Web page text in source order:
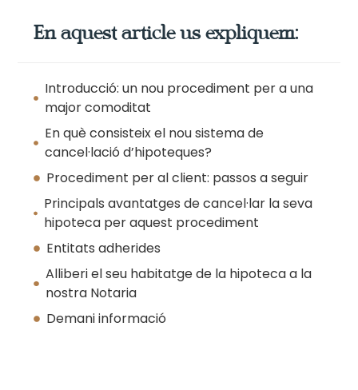
En aquest article us expliquem:
Introducció: un nou procediment per a una
major comoditat
En què consisteix el nou sistema de
cancel·lació d’hipoteques?
Procediment per al client: passos a seguir
Principals avantatges de cancel·lar la seva
hipoteca per aquest procediment
Entitats adherides
Alliberi el seu habitatge de la hipoteca a la
nostra Notaria
Demani informació